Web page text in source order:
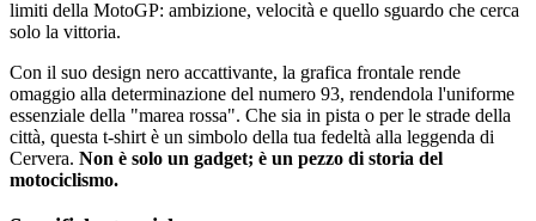
limiti della MotoGP: ambizione, velocità e quello sguardo che cerca
solo la vittoria.
Con il suo design nero accattivante, la grafica frontale rende
omaggio alla determinazione del numero 93, rendendola l'uniforme
essenziale della "marea rossa". Che sia in pista o per le strade della
città, questa t-shirt è un simbolo della tua fedeltà alla leggenda di
Cervera. Non è solo un gadget; è un pezzo di storia del
motociclismo.